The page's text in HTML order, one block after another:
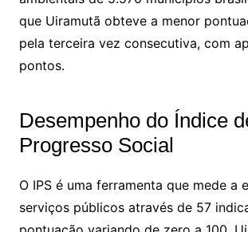
que Uiramutã obteve a menor
pela terceira vez consecutiva, com
pontos.
Desempenho do Índice
Progresso Social
O IPS é uma ferramenta que mede a
serviços públicos através de 57